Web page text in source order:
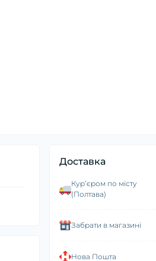
Доставка
Курʼєром по місту
(Полтава)
Забрати в магазині
Нова Пошта